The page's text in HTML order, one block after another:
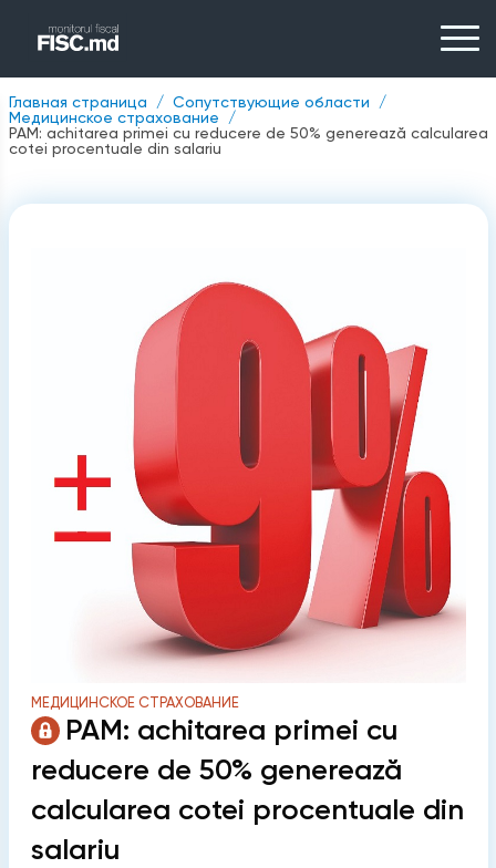
Главная страница
Сопутствующие области
Медицинское страхование
PAM: achitarea primei cu reducere de 50% generează calcularea
cotei procentuale din salariu
МЕДИЦИНСКОЕ СТРАХОВАНИЕ
PAM: achitarea primei cu
reducere de 50% generează
calcularea cotei procentuale din
salariu